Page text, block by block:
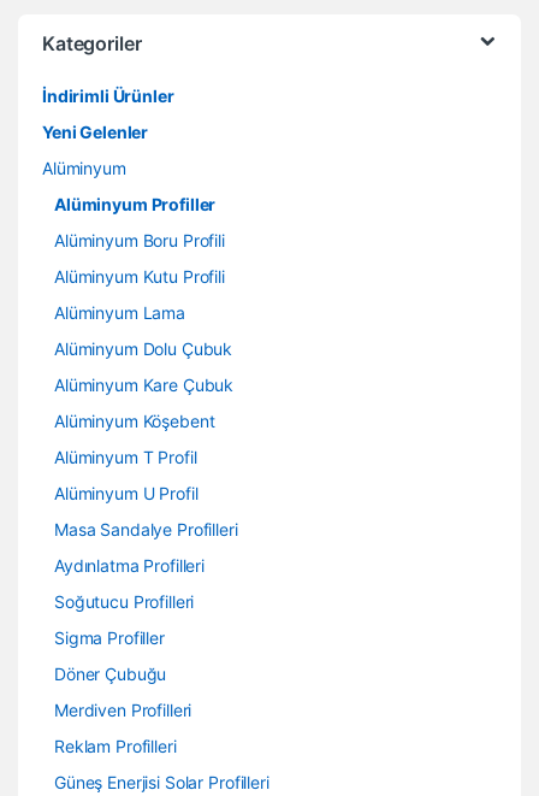
Kategoriler
İndirimli Ürünler
Yeni Gelenler
Alüminyum
Alüminyum Profiller
Alüminyum Boru Profili
Alüminyum Kutu Profili
Alüminyum Lama
Alüminyum Dolu Çubuk
Alüminyum Kare Çubuk
Alüminyum Köşebent
Alüminyum T Profil
Alüminyum U Profil
Masa Sandalye Profilleri
Aydınlatma Profilleri
Soğutucu Profilleri
Sigma Profiller
Döner Çubuğu
Merdiven Profilleri
Reklam Profilleri
Güneş Enerjisi Solar Profilleri